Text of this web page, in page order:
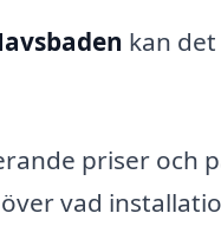
kan
priser och
vad